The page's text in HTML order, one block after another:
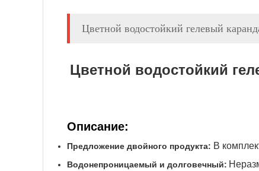
Цветной водостойкий гелевый
Цветной водостойкий
Описание:
Предложение двойного продукта: В
Водонепроницаемый и долговечный: